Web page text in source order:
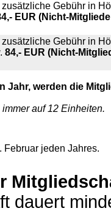
Gebühr in
EUR (Nicht-
Gebühr in
84,- EUR (Nicht-
Jahr, werden die
auf 12 Einheiten.
Bankeinzug erfolgt zum 1. Februar jeden Jahres.
dauert